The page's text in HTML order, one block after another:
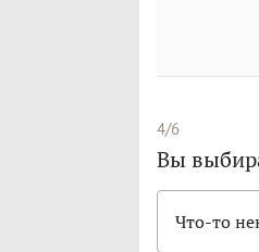
4/6
Вы
Что-то